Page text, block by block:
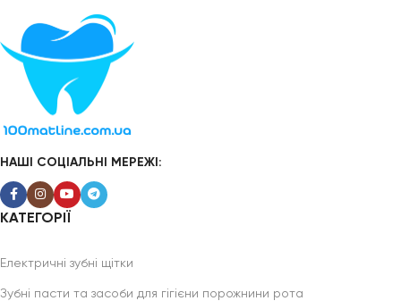
НАШІ СОЦІАЛЬНІ МЕРЕЖІ:
КАТЕГОРІЇ
Електричні зубні щітки
Зубні пасти та засоби для гігієни порожнини рота